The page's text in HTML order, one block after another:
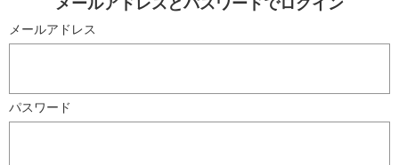
メールアドレスとパスワードでログイン
メールアドレス
パスワード